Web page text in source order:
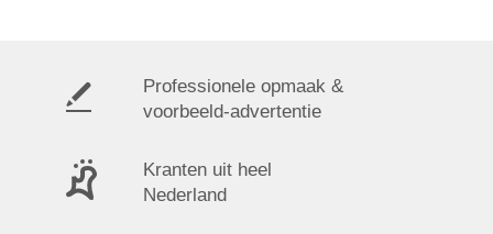
Professionele opmaak &
voorbeeld-advertentie
Kranten uit heel
Nederland